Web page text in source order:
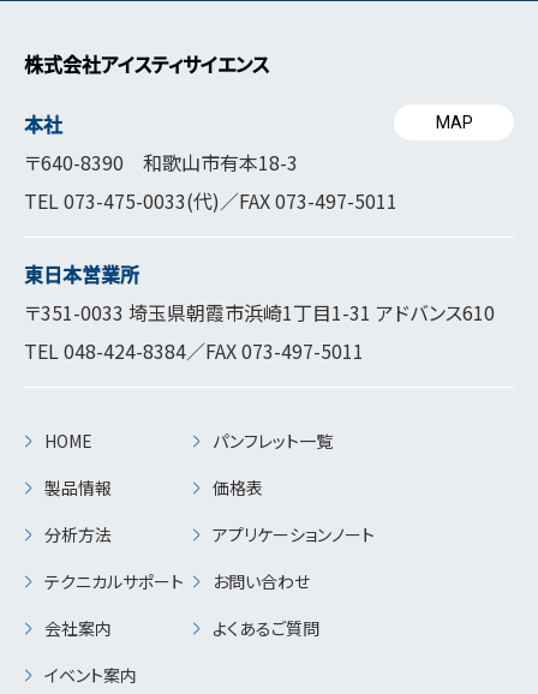
株式会社アイスティサイエンス
本社
〒640-8390 和歌山市有本18-3
TEL073-475-0033(代)／FAX 073-497-5011
MAP
東日本営業所
〒351-0033 埼玉県朝霞市浜崎1丁目1-31 アドバンス610
TEL048-424-8384／FAX 073-497-5011
HOME
製品情報
分析方法
テクニカルサポート
会社案内
イベント案内
パンフレット一覧
価格表
アプリケーションノート
お問い合わせ
よくあるご質問